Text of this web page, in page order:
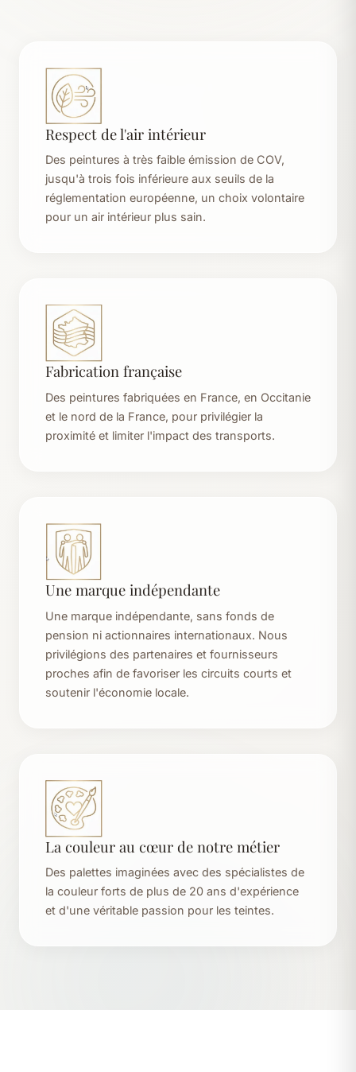
Respect de l'air intérieur
Des peintures à très faible émission de COV,
jusqu'à trois fois inférieure aux seuils de la
réglementation européenne, un choix volontaire
pour un air intérieur plus sain.
Fabrication française
Des peintures fabriquées en France, en Occitanie
et le nord de la France, pour privilégier la
proximité et limiter l'impact des transports.
Une marque indépendante
Une marque indépendante, sans fonds de
pension ni actionnaires internationaux. Nous
privilégions des partenaires et fournisseurs
proches afin de favoriser les circuits courts et
soutenir l'économie locale.
La couleur au cœur de notre métier
Des palettes imaginées avec des spécialistes de
la couleur forts de plus de 20 ans d'expérience
et d'une véritable passion pour les teintes.